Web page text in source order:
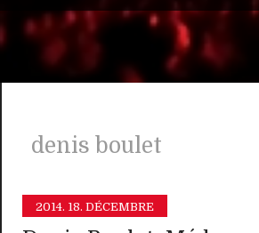
denis boulet
2014. 18. DÉCEMBRE